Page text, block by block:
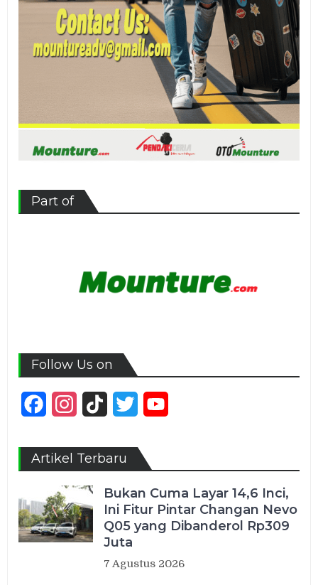
Part of
Follow Us on
FacebookInstagram
TikTok Twitter
Artikel Terbaru
Bukan Cuma Layar 14,6 Inci,
Ini Fitur Pintar Changan Nevo
Q05 yang Dibanderol Rp309
Juta
7 Agustus 2026